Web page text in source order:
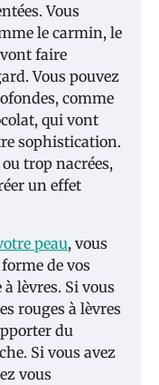
Vous
le carmin, le
faire
Vous pouvez
comme
qui vont
sophistication.
trop nacrées,
un effet
peau, vous
de vos
lèvres. Si vous
rouges à lèvres
du
Si vous avez
vous